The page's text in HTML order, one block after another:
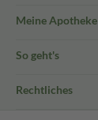
Meine Apotheke
So geht's
Rechtliches